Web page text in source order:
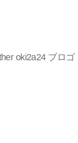
oki2a24 ブロゴ